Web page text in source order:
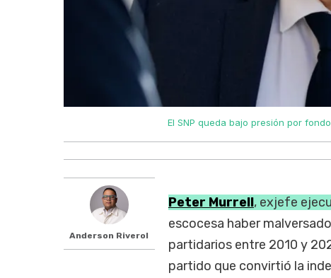
El SNP queda bajo presión por
Anderson Riverol
Peter Murrell, exjefe
escocesa haber
partidarios entre 2010 y
partido que convirtió la